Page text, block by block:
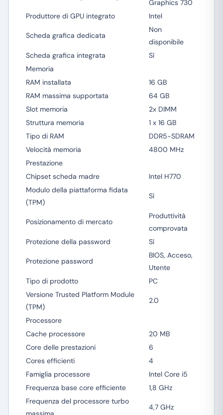
Graphics 730
Produttore di GPU integrato
Intel
Scheda grafica dedicata
Non
disponibile
Scheda grafica integrata
Sì
Memoria
RAM installata
16 GB
RAM massima supportata
64 GB
Slot memoria
2x DIMM
Struttura memoria
1 x 16 GB
Tipo di RAM
DDR5-SDRAM
Velocità memoria
4800 MHz
Prestazione
Chipset scheda madre
Intel H770
Modulo della piattaforma fidata
(TPM)
Sì
Posizionamento di mercato
Produttività
comprovata
Protezione della password
Sì
Protezione password
BIOS, Acceso,
Utente
Tipo di prodotto
PC
Versione Trusted Platform Module
(TPM)
2.0
Processore
Cache processore
20 MB
Core delle prestazioni
6
Cores efficienti
4
Famiglia processore
Intel Core i5
Frequenza base core efficiente
1,8 GHz
Frequenza del processore turbo
4,7 GHz